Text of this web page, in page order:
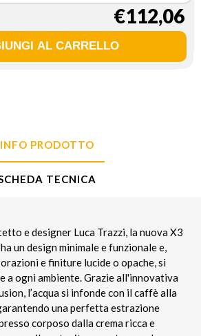
€112,06
INFO PRODOTTO
TECNICA
e designer Luca Trazzi, la nuova X3
un design minimale e funzionale e,
e finiture lucide o opache, si
a ogni ambiente. Grazie all'innovativa
l’acqua si infonde con il caffè alla
una perfetta estrazione
corposo dalla crema ricca e